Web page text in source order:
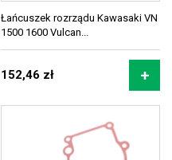
Łańcuszek rozrządu Kawasaki VN
1500 1600 Vulcan...
152,46 zł